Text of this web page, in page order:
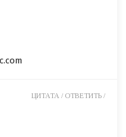
ЦИТАТА / ОТВЕТИТЬ /